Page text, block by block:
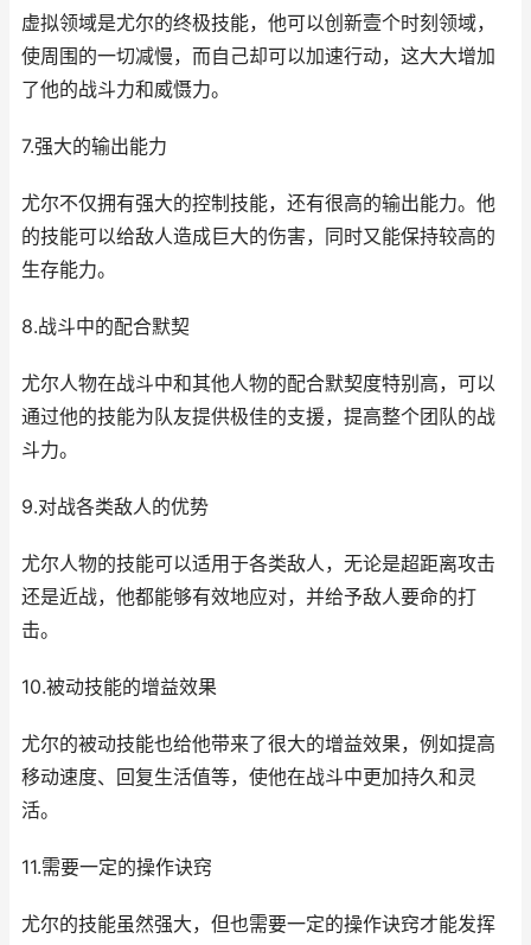
虚拟领域是尤尔的终极技能，他可以创新壹个时刻领域，
使周围的一切减慢，而自己却可以加速行动，这大大增加
了他的战斗力和威慑力。
7.强大的输出能力
尤尔不仅拥有强大的控制技能，还有很高的输出能力。他
的技能可以给敌人造成巨大的伤害，同时又能保持较高的
生存能力。
8.战斗中的配合默契
尤尔人物在战斗中和其他人物的配合默契度特别高，可以
通过他的技能为队友提供极佳的支援，提高整个团队的战
斗力。
9.对战各类敌人的优势
尤尔人物的技能可以适用于各类敌人，无论是超距离攻击
还是近战，他都能够有效地应对，并给予敌人要命的打
击。
10.被动技能的增益效果
尤尔的被动技能也给他带来了很大的增益效果，例如提高
移动速度、回复生活值等，使他在战斗中更加持久和灵
活。
11.需要一定的操作诀窍
尤尔的技能虽然强大，但也需要一定的操作诀窍才能发挥